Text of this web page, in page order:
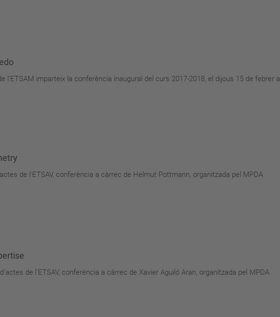
l'ETSAM imparteix la conferència inaugural del curs 2017-2018, el dijous 15 de febrer a
de l'ETSAV, conferència a càrrec de Helmut Pottmann, organitzada pel MPDA
de l'ETSAV, conferència a càrrec de Xavier Aguiló Aran, organitzada pel MPDA